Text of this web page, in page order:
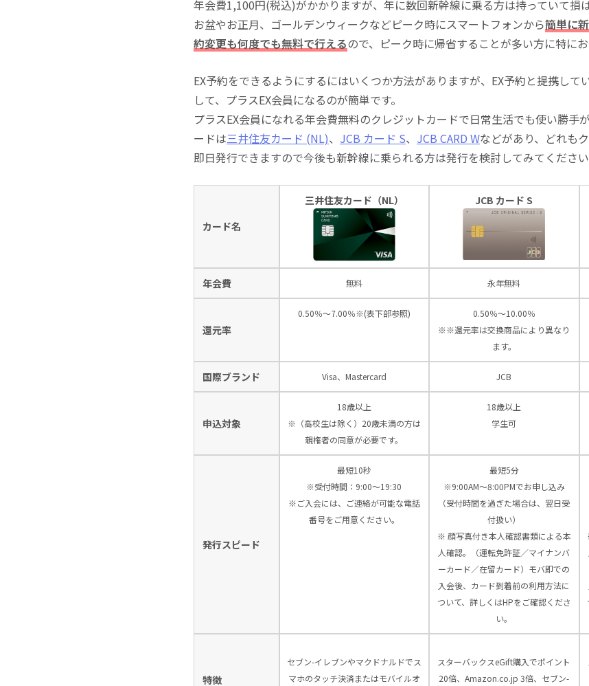
年会費1,100円(税込)がかかりますが、年に数回新幹線に乗る方は持っていて損は
お盆やお正月、ゴールデンウィークなどピーク時にスマートフォンから簡単に
約変更も何度でも無料で行えるので、ピーク時に帰省することが多い方に特にお
EX予約をできるようにするにはいくつか方法がありますが、EX予約と提携して
して、プラスEX会員になるのが簡単です。
プラスEX会員になれる年会費無料のクレジットカードで日常生活でも使い勝手
ードは三井住友カード (NL)、 JCB カード S、 JCB CARD Wなどがあり、どれも
即日発行できますので今後も新幹線に乗られる方は発行を検討してみてください
カード名
三井住友カード（NL） JCB カード S
年会費 無料 永年無料
還元率
0.50％～7.00％※(表下部参照)
0.50％～10.00％
※※還元率は交換商品により異なり
ます。
国際ブランド Visa、Mastercard JCB
申込対象
18歳以上
※（高校生は除く）20歳未満の方は
親権者の同意が必要です。
18歳以上
学生可
発行スピード
最短10秒
※受付時間：9:00〜19:30
※ご入会には、ご連絡が可能な電話
番号をご用意ください。
最短5分
※9:00AM～8:00PMでお申し込み
（受付時間を過ぎた場合は、翌日受
付扱い）
※ 顔写真付き本人確認書類による本
人確認。（運転免許証／マイナンバ
ーカード／在留カード）モバ即での
入会後、カード到着前の利用方法に
ついて、詳しくはHPをご確認くださ
い。
特徴
セブン-イレブンやマクドナルドでス
マホのタッチ決済またはモバイルオ
スターバックスeGift購入でポイント
20倍、Amazon.co.jp 3倍、セブン-